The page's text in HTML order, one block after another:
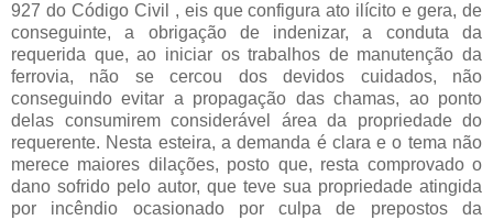
927 do Código Civil , eis que configura ato ilícito e gera, de
conseguinte, a obrigação de indenizar, a conduta da
requerida que, ao iniciar os trabalhos de manutenção da
ferrovia, não se cercou dos devidos cuidados, não
conseguindo evitar a propagação das chamas, ao ponto
delas consumirem considerável área da propriedade do
requerente. Nesta esteira, a demanda é clara e o tema não
merece maiores dilações, posto que, resta comprovado o
dano sofrido pelo autor, que teve sua propriedade atingida
por incêndio ocasionado por culpa de prepostos da